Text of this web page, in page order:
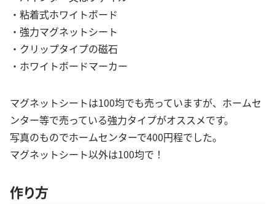
・粘着式ホワイトボード
・強力マグネットシート
・クリップタイプの磁石
・ホワイトボードマーカー
マグネットシートは100均でも売っていますが、ホームセ
ンター等で売っている強力タイプがオススメです。
写真のものでホームセンターで400円程でした。
マグネットシート以外は100均で！
作り方